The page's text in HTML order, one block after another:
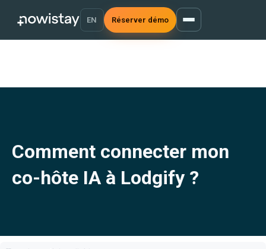
EN Réserver démo
Comment connecter mon
co-hôte IA à Lodgify ?